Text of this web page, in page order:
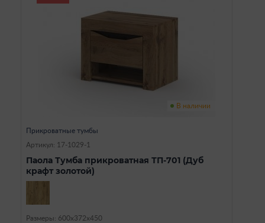
В наличии
Прикроватные тумбы
Артикул: 17-1029-1
Паола Тумба прикроватная ТП-701 (Дуб
крафт золотой)
Размеры: 600х372х450